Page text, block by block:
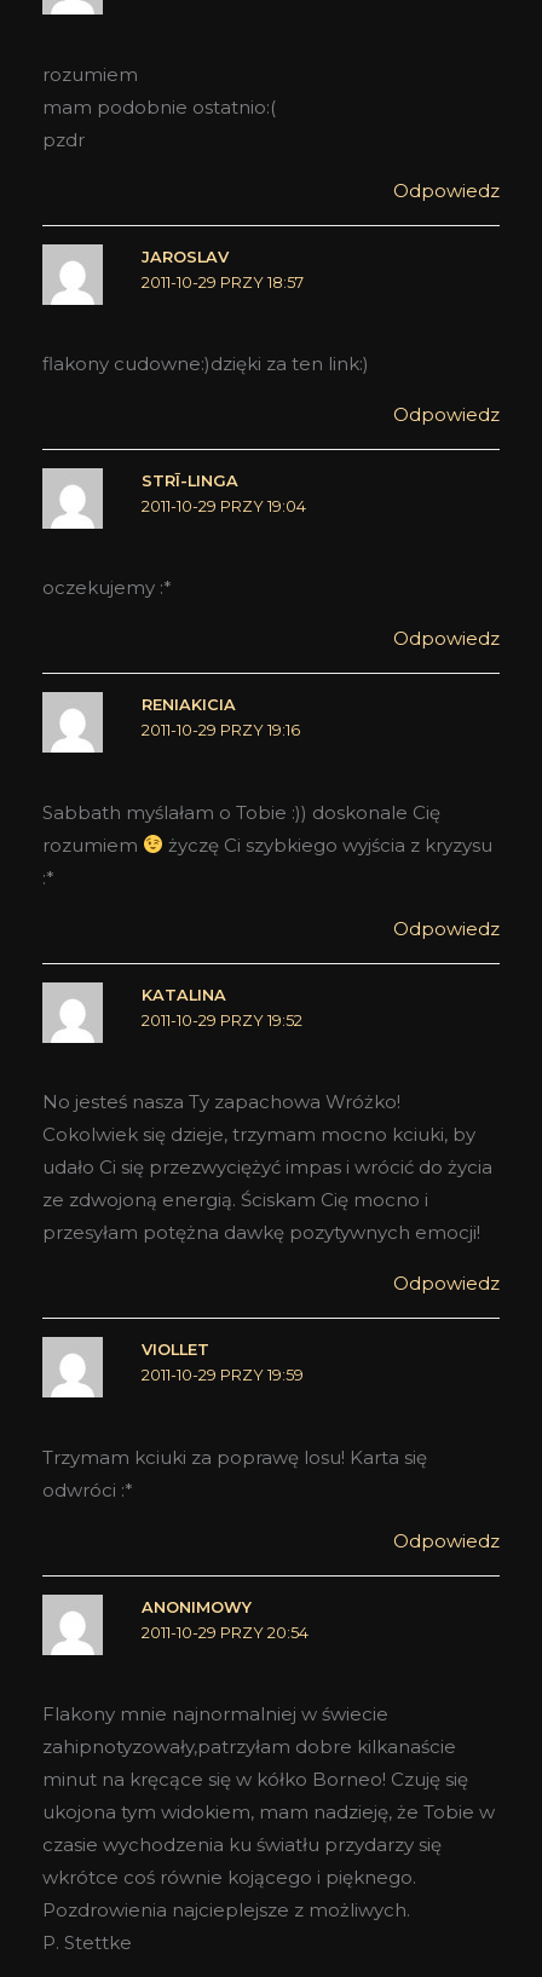
rozumiem
mam podobnie ostatnio:(
pzdr
Odpowiedz
JAROSLAV
2011-10-29 PRZY 18:57
flakony cudowne:)dzięki za ten link:)
Odpowiedz
STRĪ-LINGA
2011-10-29 PRZY 19:04
oczekujemy :*
Odpowiedz
RENIAKICIA
2011-10-29 PRZY 19:16
Sabbath myślałam o Tobie :)) doskonale Cię
rozumiem
życzę Ci szybkiego wyjścia z kryzysu
:*
Odpowiedz
KATALINA
2011-10-29 PRZY 19:52
No jesteś nasza Ty zapachowa Wróżko!
Cokolwiek się dzieje, trzymam mocno kciuki, by
udało Ci się przezwyciężyć impas i wrócić do życia
ze zdwojoną energią. Ściskam Cię mocno i
przesyłam potężna dawkę pozytywnych emocji!
Odpowiedz
VIOLLET
2011-10-29 PRZY 19:59
Trzymam kciuki za poprawę losu! Karta się
odwróci :*
Odpowiedz
ANONIMOWY
2011-10-29 PRZY 20:54
Flakony mnie najnormalniej w świecie
zahipnotyzowały,patrzyłam dobre kilkanaście
minut na kręcące się w kółko Borneo! Czuję się
ukojona tym widokiem, mam nadzieję, że Tobie w
czasie wychodzenia ku światłu przydarzy się
wkrótce coś równie kojącego i pięknego.
Pozdrowienia najcieplejsze z możliwych.
P. Stettke